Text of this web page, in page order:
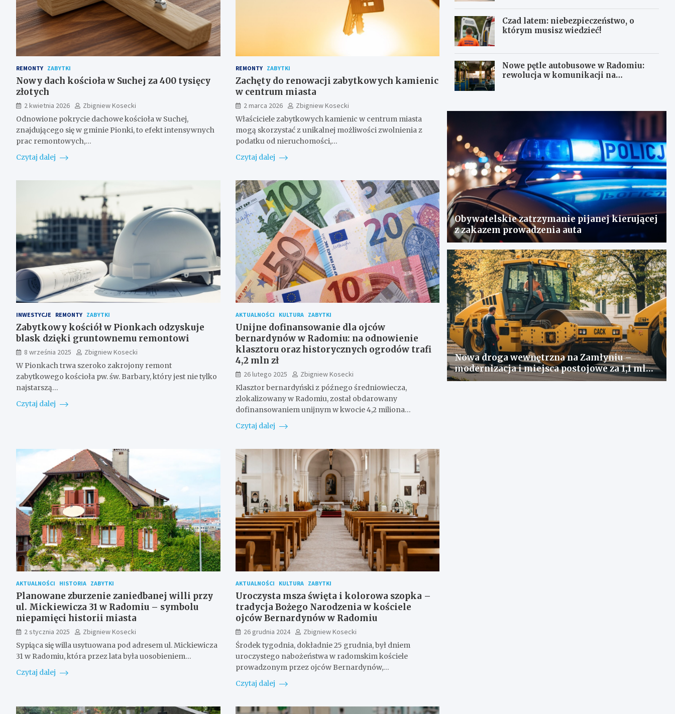
REMONTY ZABYTKI
Nowy dach kościoła w Suchej za 400 tysięcy
złotych
2 kwietnia 2026
Zbigniew Kosecki
Odnowione pokrycie dachowe kościoła w Suchej,
znajdującego się w gminie Pionki, to efekt intensywnych
prac remontowych,…
Czytaj dalej
REMONTY ZABYTKI
Zachęty do renowacji zabytkowych kamienic
w centrum miasta
2 marca 2026
Zbigniew Kosecki
Właściciele zabytkowych kamienic w centrum miasta
mogą skorzystać z unikalnej możliwości zwolnienia z
podatku od nieruchomości,…
Czytaj dalej
INWESTYCJE REMONTY ZABYTKI
Zabytkowy kościół w Pionkach odzyskuje
blask dzięki gruntownemu remontowi
8 września 2025
Zbigniew Kosecki
W Pionkach trwa szeroko zakrojony remont
zabytkowego kościoła pw. św. Barbary, który jest nie tylko
najstarszą…
Czytaj dalej
AKTUALNOŚCI KULTURA ZABYTKI
Unijne dofinansowanie dla ojców
bernardynów w Radomiu: na odnowienie
klasztoru oraz historycznych ogrodów trafi
4,2 mln zł
26 lutego 2025
Zbigniew Kosecki
Klasztor bernardyński z późnego średniowiecza,
zlokalizowany w Radomiu, został obdarowany
dofinansowaniem unijnym w kwocie 4,2 miliona…
Czytaj dalej
AKTUALNOŚCI HISTORIA ZABYTKI
Planowane zburzenie zaniedbanej willi przy
ul. Mickiewicza 31 w Radomiu – symbolu
niepamięci historii miasta
2 stycznia 2025
Zbigniew Kosecki
Sypiąca się willa usytuowana pod adresem ul. Mickiewicza
31 w Radomiu, która przez lata była uosobieniem…
Czytaj dalej
AKTUALNOŚCI KULTURA ZABYTKI
Uroczysta msza święta i kolorowa szopka –
tradycja Bożego Narodzenia w kościele
ojców Bernardynów w Radomiu
26 grudnia 2024
Zbigniew Kosecki
Środek tygodnia, dokładnie 25 grudnia, był dniem
uroczystego nabożeństwa w radomskim kościele
prowadzonym przez ojców Bernardynów,…
Czytaj dalej
Czad latem: niebezpieczeństwo, o
którym musisz wiedzieć!
Nowe pętle autobusowe w Radomiu:
rewolucja w komunikacji na
Obywatelskie zatrzymanie pijanej kierującej
z zakazem prowadzenia auta
Nowa droga wewnętrzna na Zamłyniu –
modernizacja i miejsca postojowe za 1,1 mln
zł